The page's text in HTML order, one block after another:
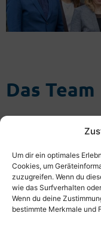
Um dir ein optimales
Cookies, um
zuzugreifen. Wenn du
wie das Surfverhalten
Wenn du deine
bestimmte Merkmale und
Das Team
Geschäftsführer
Rainer Mollerus
Geschäftsführer